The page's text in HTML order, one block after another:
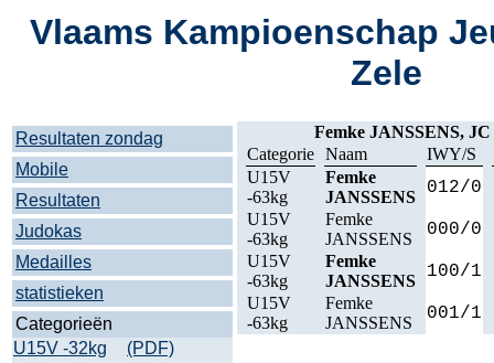
Vlaams Kampioenschap
Zele
Resultaten zondag
Mobile
Resultaten
Judokas
Medailles
statistieken
Categorieën
U15V -32kg
(PDF)
Femke JANSSENS,
Categorie Naam
IWY/S
U15V
-63kg
Femke
JANSSENS
012/0
U15V
-63kg
Femke
JANSSENS
000/0
U15V
-63kg
Femke
JANSSENS
100/1
U15V
-63kg
Femke
JANSSENS
001/1